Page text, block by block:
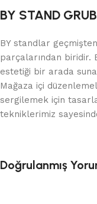
BY STAND
BY standlar
parçalarından biridir.
estetiği bir arada
Mağaza içi
sergilemek için
tekniklerimiz
Doğrulanmış